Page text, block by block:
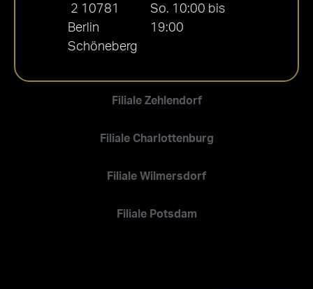
Filiale Zehlendorf
Filiale Charlottenburg
Filiale Wilmersdorf
Filiale Potsdam
2 10781
Berlin
Schöneberg
So. 10:00 bis
19:00